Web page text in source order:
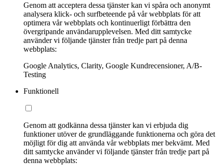
Genom att acceptera dessa tjänster kan vi spåra och anonymt
analysera klick- och surfbeteende på vår webbplats för att
optimera vår webbplats och kontinuerligt förbättra den
övergripande användarupplevelsen. Med ditt samtycke
använder vi följande tjänster från tredje part på denna
webbplats:
Google Analytics, Clarity, Google Kundrecensioner, A/B-
Testing
Funktionell
Genom att godkänna dessa tjänster kan vi erbjuda dig
funktioner utöver de grundläggande funktionerna och göra det
möjligt för dig att använda vår webbplats mer bekvämt. Med
ditt samtycke använder vi följande tjänster från tredje part på
denna webbplats: